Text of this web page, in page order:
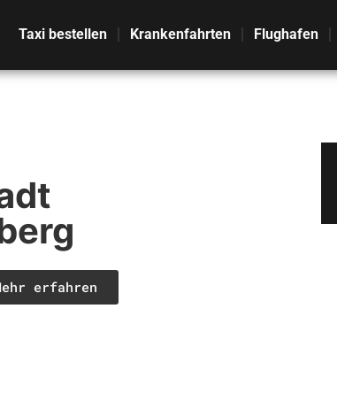
Taxi bestellen Krankenfahrten Flughafen
erfahren